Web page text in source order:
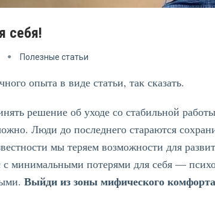
себя!
Полезные статьи
опыта в виде статьи, так сказать.
решение об уходе со стабильной
Люди до последнего стараются
мы теряем возможности для
с минимальными потерями для себя —
Выйди из зоны мифического